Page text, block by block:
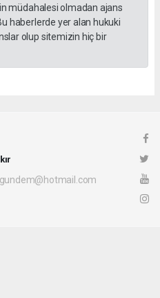
müdahalesi olmadan ajans
haberlerde yer alan hukuki
olup sitemizin hiç bir